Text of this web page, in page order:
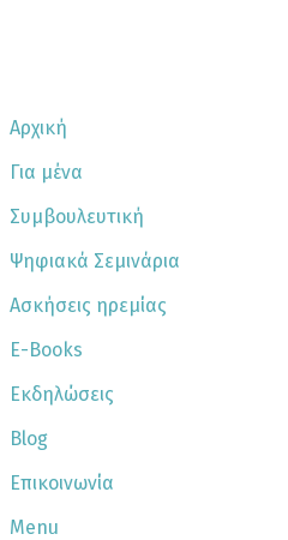
Αρχική
Για μένα
Συμβουλευτική
Ψηφιακά Σεμινάρια
Ασκήσεις ηρεμίας
E-Books
Εκδηλώσεις
Blog
Επικοινωνία
Menu